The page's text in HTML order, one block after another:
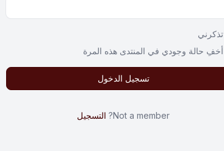
تذكرني
أخفِ حالة وجودي في المنتدى هذه المرة
Not a member? التسجيل